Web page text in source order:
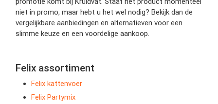
niet in promo, maar hebt u het wel nodig? Bekijk dan de
vergelijkbare aanbiedingen en alternatieven voor een
slimme keuze en een voordelige aankoop.
Felix assortiment
Felix kattenvoer
Felix Partymix